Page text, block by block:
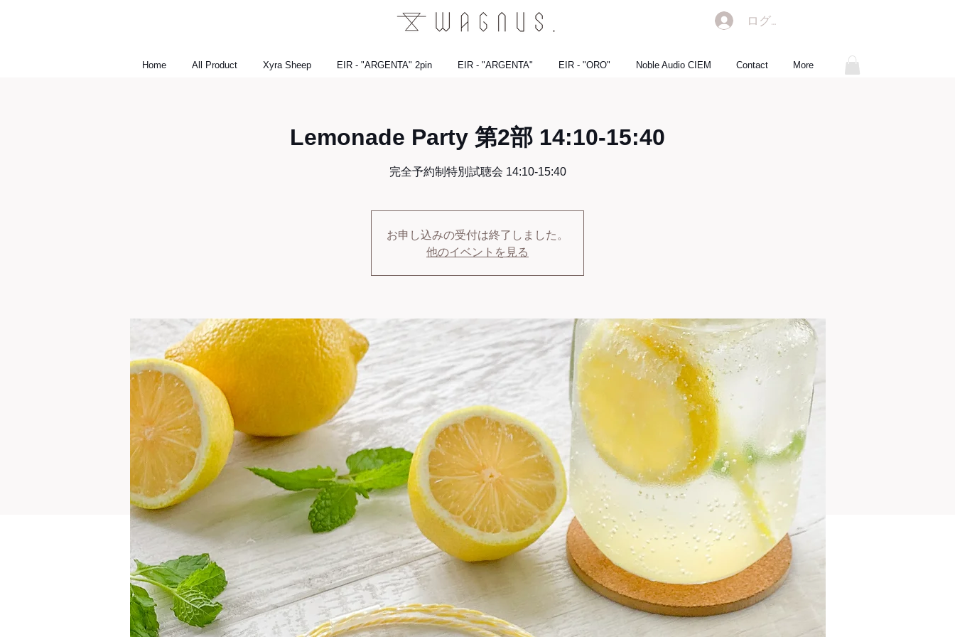
ログイン
Lemonade Party 第2部 14:10-15:40
完全予約制特別試聴会 14:10-15:40
お申し込みの受付は終了しました。
他のイベントを見る
Home All Product Xyra Sheep EIR - "ARGENTA" 2pin EIR - "ARGENTA" EIR - "ORO" Noble Audio CIEM Contact More